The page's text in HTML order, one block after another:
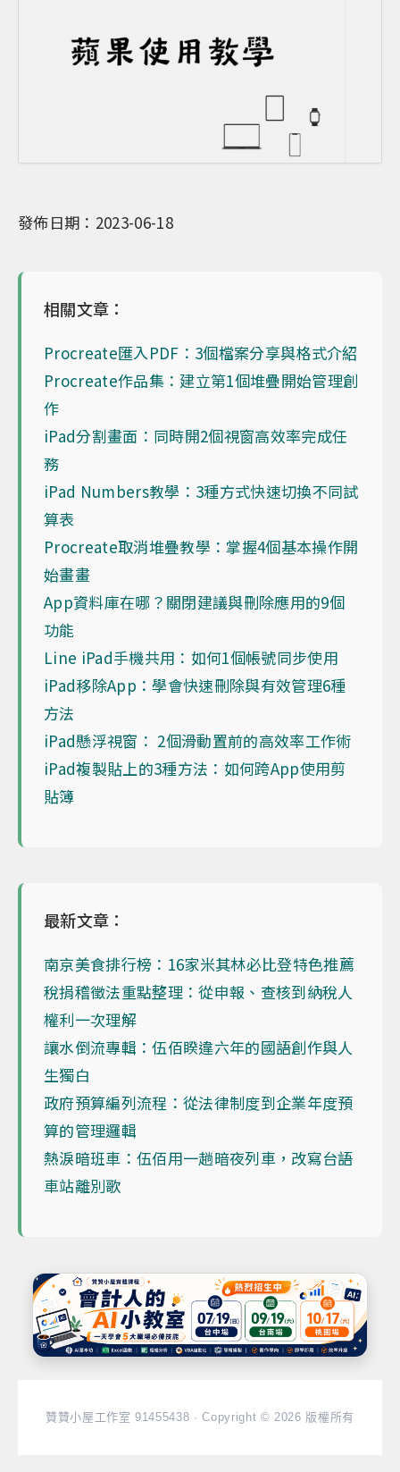
發佈日期：2023-06-18
相關文章：
Procreate匯入PDF：3個檔案分享與格式介紹
Procreate作品集：建立第1個堆疊開始管理創
作
iPad分割畫面：同時開2個視窗高效率完成任
務
iPad Numbers教學：3種方式快速切換不同試
算表
Procreate取消堆疊教學：掌握4個基本操作開
始畫畫
App資料庫在哪？關閉建議與刪除應用的9個
功能
Line iPad手機共用：如何1個帳號同步使用
iPad移除App：學會快速刪除與有效管理6種
方法
iPad懸浮視窗： 2個滑動置前的高效率工作術
iPad複製貼上的3種方法：如何跨App使用剪
貼簿
最新文章：
南京美食排行榜：16家米其林必比登特色推薦
稅捐稽徵法重點整理：從申報、查核到納稅人
權利一次理解
讓水倒流專輯：伍佰睽違六年的國語創作與人
生獨白
政府預算編列流程：從法律制度到企業年度預
算的管理邏輯
熱淚暗班車：伍佰用一趟暗夜列車，改寫台語
車站離別歌
贊贊小屋工作室 91455438 · Copyright © 2026 版權所有